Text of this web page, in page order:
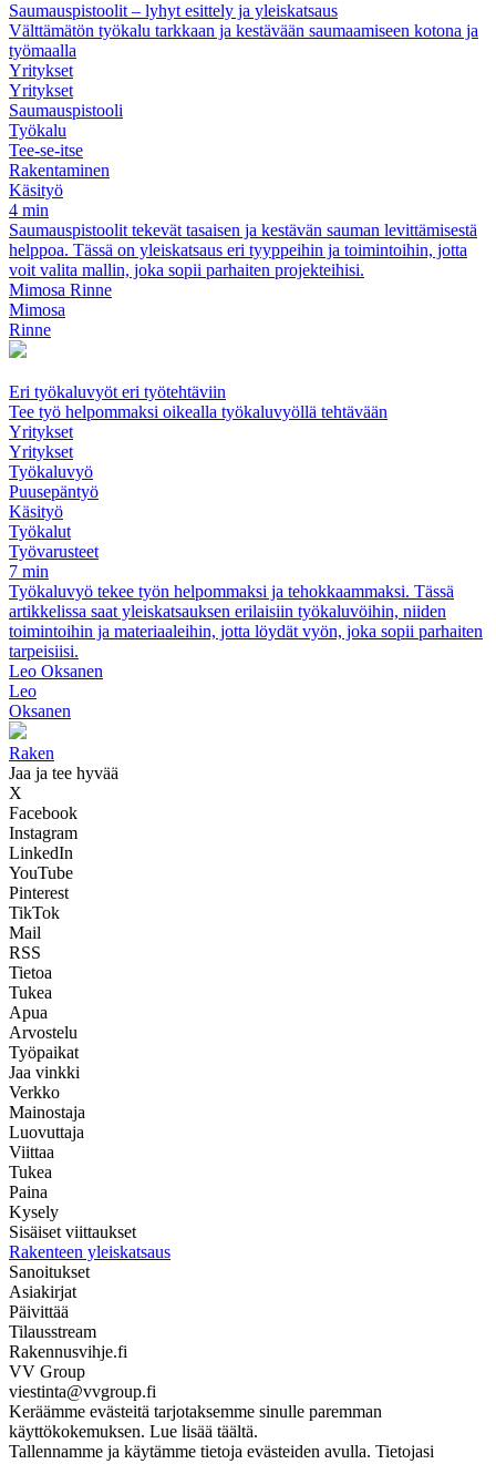
Saumauspistoolit – lyhyt esittely ja yleiskatsaus
Välttämätön työkalu tarkkaan ja kestävään saumaamiseen kotona ja
työmaalla
Yritykset
Yritykset
Saumauspistooli
Työkalu
Tee-se-itse
Rakentaminen
Käsityö
4 min
Saumauspistoolit tekevät tasaisen ja kestävän sauman levittämisestä
helppoa. Tässä on yleiskatsaus eri tyyppeihin ja toimintoihin, jotta
voit valita mallin, joka sopii parhaiten projekteihisi.
Mimosa Rinne
Mimosa
Rinne
Eri työkaluvyöt eri työtehtäviin
Tee työ helpommaksi oikealla työkaluvyöllä tehtävään
Yritykset
Yritykset
Työkaluvyö
Puusepäntyö
Käsityö
Työkalut
Työvarusteet
7 min
Työkaluvyö tekee työn helpommaksi ja tehokkaammaksi. Tässä
artikkelissa saat yleiskatsauksen erilaisiin työkaluvöihin, niiden
toimintoihin ja materiaaleihin, jotta löydät vyön, joka sopii parhaiten
tarpeisiisi.
Leo Oksanen
Leo
Oksanen
Raken
Jaa ja tee hyvää
X
Facebook
Instagram
LinkedIn
YouTube
Pinterest
TikTok
Mail
RSS
Tietoa
Tukea
Apua
Arvostelu
Työpaikat
Jaa vinkki
Verkko
Mainostaja
Luovuttaja
Viittaa
Tukea
Paina
Kysely
Sisäiset viittaukset
Rakenteen yleiskatsaus
Sanoitukset
Asiakirjat
Päivittää
Tilausstream
Rakennusvihje.fi
VV Group
viestinta@vvgroup.fi
Keräämme evästeitä tarjotaksemme sinulle paremman
käyttökokemuksen. Lue lisää täältä.
Tallennamme ja käytämme tietoja evästeiden avulla. Tietojasi